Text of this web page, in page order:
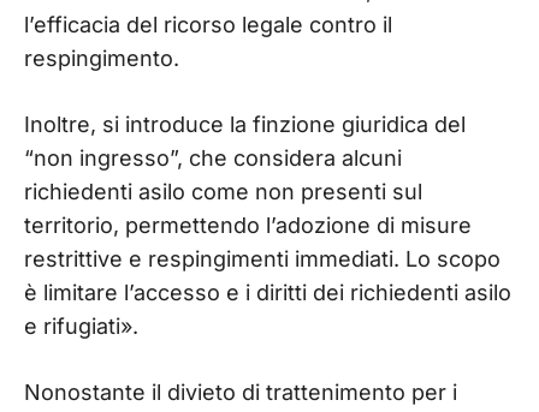
l’efficacia del ricorso legale contro il
respingimento.
Inoltre, si introduce la finzione giuridica del
“non ingresso”, che considera alcuni
richiedenti asilo come non presenti sul
territorio, permettendo l’adozione di misure
restrittive e respingimenti immediati. Lo scopo
è limitare l’accesso e i diritti dei richiedenti asilo
e rifugiati».
Nonostante il divieto di trattenimento per i